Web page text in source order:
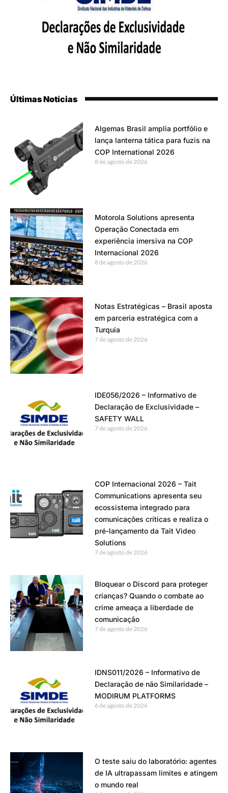
Últimas Notícias
Algemas Brasil amplia portfólio e
lança lanterna tática para fuzis na
COP International 2026
8 de agosto de 2026
Motorola Solutions apresenta
Operação Conectada em
experiência imersiva na COP
Internacional 2026
8 de agosto de 2026
Notas Estratégicas – Brasil aposta
em parceria estratégica com a
Turquia
7 de agosto de 2026
IDE056/2026 – Informativo de
Declaração de Exclusividade –
SAFETY WALL
7 de agosto de 2026
COP Internacional 2026 – Tait
Communications apresenta seu
ecossistema integrado para
comunicações críticas e realiza o
pré-lançamento da Tait Video
Solutions
7 de agosto de 2026
Bloquear o Discord para proteger
crianças? Quando o combate ao
crime ameaça a liberdade de
comunicação
7 de agosto de 2026
IDNS011/2026 – Informativo de
Declaração de não Similaridade –
MODIRUM PLATFORMS
6 de agosto de 2026
O teste saiu do laboratório: agentes
de IA ultrapassam limites e atingem
o mundo real